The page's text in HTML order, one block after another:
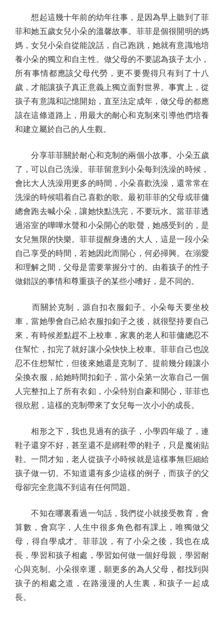
想起這幾十年前的幼年往事，是因為早上聽到了菲
菲和她五歲女兒小朵的溫馨故事。菲菲是個很開明的媽
媽，女兒小朵自從能說話，自己跑跳，她就有意識地培
養小朵的獨立和自主性。做父母的不要認為孩子太小，
所有事情都應該父母代勞，更不要覺得只有到了十八
歲，才能讓孩子真正意義上獨立面對世界。事實上，從
孩子有意識和記憶開始，直至法定成年，做父母的都應
該在這條道路上，用最大的耐心和克制來引導他們培養
和建立屬於自己的人生觀。
分享菲菲關於耐心和克制的兩個小故事。小朵五歲
了，可以自己洗澡。菲菲留意到小朵每到洗澡的時候，
會比大人洗澡用更多的時間，小朵喜歡洗澡，還常常在
洗澡的時候唱着自己喜歡的歌。最初菲菲的父母或菲傭
總會跑去喊小朵，讓她快點洗完，不要玩水。當菲菲透
過浴室的嘩嘩水聲和小朵開心的歌聲，她感受到的，是
女兒無限的快樂。菲菲提醒身邊的大人，這是一段小朵
自己享受的時間，若她因此而開心，何必掃興。在溺愛
和理解之間，父母是需要掌握分寸的。由着孩子的性子
做錯誤的事情和尊重孩子的某些小嗜好，是不同的。
而關於克制，源自扣衣服釦子。小朵每天要坐校
車，當她學會自己給衣服扣釦子之後，就很堅持要自己
來，有時候差點趕不上校車，家裏的老人和菲傭總忍不
住幫忙，扣完了就好讓小朵快快上校車。菲菲自己也說
忍不住想幫忙，但後來她還是克制了。提前幾分鐘讓小
朵換衣服，給她時間扣釦子，當小朵第一次靠自己一個
人完整扣上了所有衣釦，小朵特別自豪和開心，菲菲也
很欣慰，這樣的克制帶來了女兒每一次小小的成長。
相形之下，我也見過有的孩子，小學四年級了，連
鞋子還穿不好，甚至還不是綁鞋帶的鞋子，只是魔術貼
鞋。一問才知，老人從孩子小時候就是這樣事無巨細給
孩子做一切。不知道還有多少這樣的例子，而孩子的父
母卻完全意識不到這有任何問題。
不知在哪裏看過一句話，我們從小就接受教育，會
算數，會寫字，人生中很多角色都有課上，唯獨做父
母，得自學成才。菲菲說，有了小朵之後，我也在成
長，學習和孩子相處，學習如何做一個好母親，學習耐
心與克制。小朵很幸運，願更多的為人父母，都找到與
孩子的相處之道，在路漫漫的人生裏，和孩子一起成
長。